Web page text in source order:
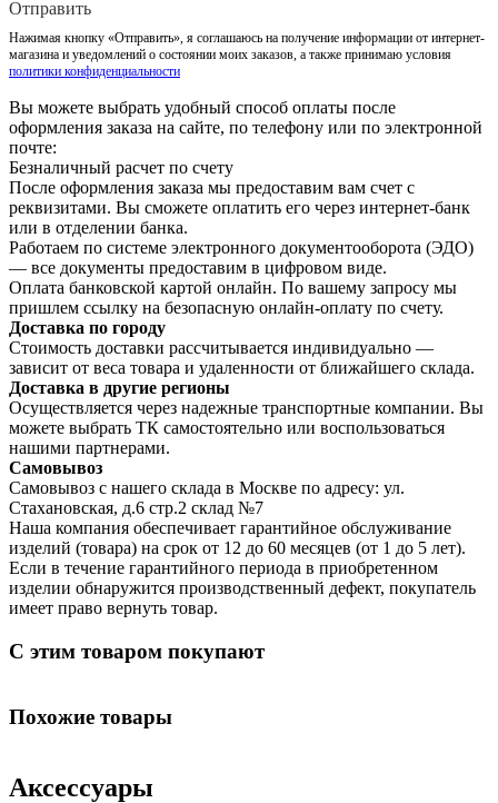
Отправить
Нажимая кнопку «Отправить», я соглашаюсь на получение информации от интернет-
магазина и уведомлений о состоянии моих заказов, а также принимаю условия
политики конфиденциальности
Вы можете выбрать удобный способ оплаты после
оформления заказа на сайте, по телефону или по электронной
почте:
Безналичный расчет по счету
После оформления заказа мы предоставим вам счет с
реквизитами. Вы сможете оплатить его через интернет-банк
или в отделении банка.
Работаем по системе электронного документооборота (ЭДО)
— все документы предоставим в цифровом виде.
Оплата банковской картой онлайн. По вашему запросу мы
пришлем ссылку на безопасную онлайн-оплату по счету.
Доставка по городу
Стоимость доставки рассчитывается индивидуально —
зависит от веса товара и удаленности от ближайшего склада.
Доставка в другие регионы
Осуществляется через надежные транспортные компании. Вы
можете выбрать ТК самостоятельно или воспользоваться
нашими партнерами.
Самовывоз
Самовывоз с нашего склада в Москве по адресу: ул.
Стахановская, д.6 стр.2 склад №7
Наша компания обеспечивает гарантийное обслуживание
изделий (товара) на срок от 12 до 60 месяцев (от 1 до 5 лет).
Если в течение гарантийного периода в приобретенном
изделии обнаружится производственный дефект, покупатель
имеет право вернуть товар.
С этим товаром покупают
Похожие товары
Аксессуары